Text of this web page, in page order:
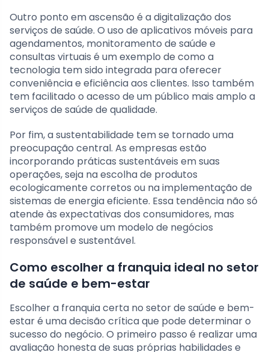
Outro ponto em ascensão é a digitalização dos
serviços de saúde. O uso de aplicativos móveis para
agendamentos, monitoramento de saúde e
consultas virtuais é um exemplo de como a
tecnologia tem sido integrada para oferecer
conveniência e eficiência aos clientes. Isso também
tem facilitado o acesso de um público mais amplo a
serviços de saúde de qualidade.
Por fim, a sustentabilidade tem se tornado uma
preocupação central. As empresas estão
incorporando práticas sustentáveis em suas
operações, seja na escolha de produtos
ecologicamente corretos ou na implementação de
sistemas de energia eficiente. Essa tendência não só
atende às expectativas dos consumidores, mas
também promove um modelo de negócios
responsável e sustentável.
Como escolher a franquia ideal no setor
de saúde e bem-estar
Escolher a franquia certa no setor de saúde e bem-
estar é uma decisão crítica que pode determinar o
sucesso do negócio. O primeiro passo é realizar uma
avaliação honesta de suas próprias habilidades e